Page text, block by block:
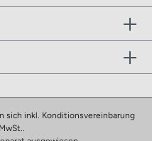
sich inkl. Konditionsvereinbarung